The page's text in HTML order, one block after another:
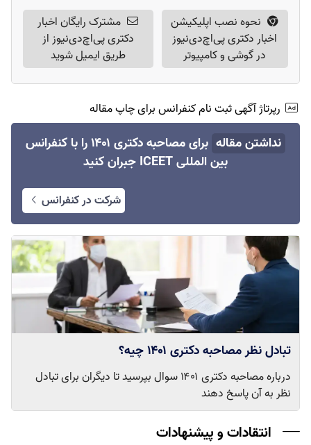
نحوه نصب اپلیکیشن
اخبار دکتری پی‌اچ‌دی‌نیوز
در گوشی و کامپیوتر
مشترک رایگان اخبار
دکتری پی‌اچ‌دی‌نیوز از
طریق ایمیل شوید
رپرتاژ آگهی ثبت نام کنفرانس برای چاپ مقاله
نداشتن مقاله
برای مصاحبه دکتری ۱۴۰۱ را با کنفرانس
بین المللی ICEET جبران کنید
شرکت در کنفرانس
تبادل نظر مصاحبه دکتری ۱۴۰۱ چیه؟
درباره مصاحبه دکتری ۱۴۰۱ سوال بپرسید تا دیگران برای تبادل
نظر به آن پاسخ دهند
انتقادات و پیشنهادات